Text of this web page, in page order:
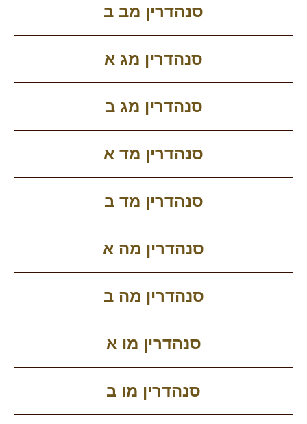
סנהדרין מב ב
סנהדרין מג א
סנהדרין מג ב
סנהדרין מד א
סנהדרין מד ב
סנהדרין מה א
סנהדרין מה ב
סנהדרין מו א
סנהדרין מו ב